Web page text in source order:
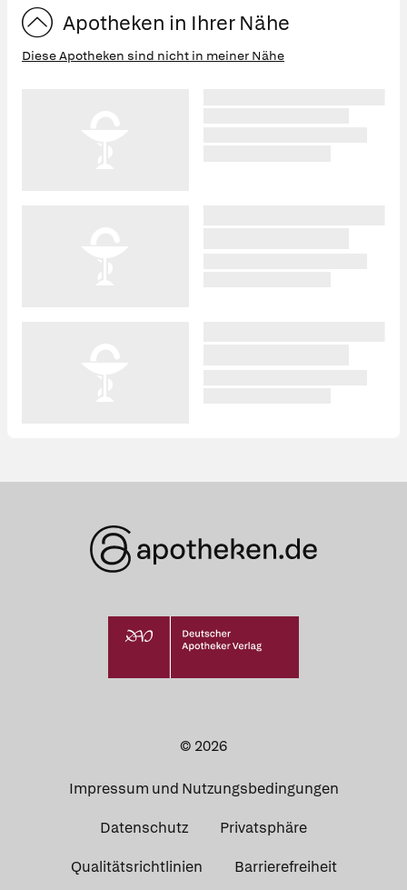
Apotheken in Ihrer Nähe
Diese Apotheken sind nicht in meiner Nähe
© 2026
Impressum und Nutzungsbedingungen
Datenschutz Privatsphäre
Qualitätsrichtlinien Barrierefreiheit